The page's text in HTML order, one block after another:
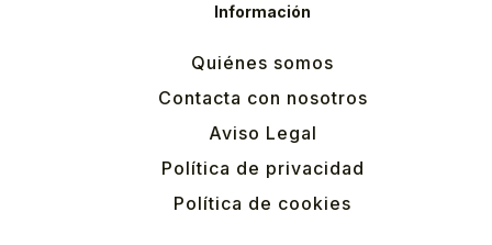
Información
Quiénes somos
Contacta con nosotros
Aviso Legal
Política de privacidad
Política de cookies